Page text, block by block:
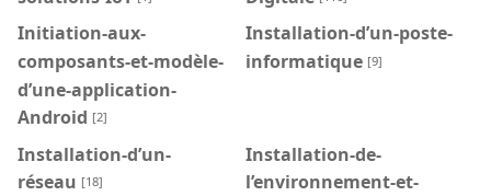
Initiation-aux-
composants-et-modèle-
d’une-application-
Android [2]
Installation-d’un-poste-
informatique [9]
Installation-d’un-
réseau [18]
Installation-de-
l’environnement-et-